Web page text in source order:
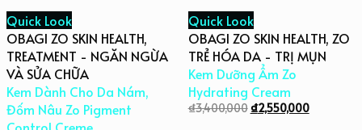
Quick Look
OBAGI ZO SKIN HEALTH,
TREATMENT - NGĂN NGỪA
VÀ SỬA CHỮA
Kem Dành Cho Da Nám,
Đốm Nâu Zo Pigment
Quick Look
OBAGI ZO SKIN HEALTH, ZO
TRẺ HÓA DA - TRỊ MỤN
Kem Dưỡng Ẩm Zo
Hydrating Cream
₫3,400,000₫2,550,000